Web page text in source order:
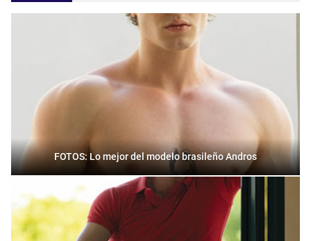
FOTOS: Lo mejor del modelo brasileño Andros